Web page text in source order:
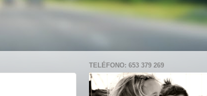
TELÉFONO: 653 379 269